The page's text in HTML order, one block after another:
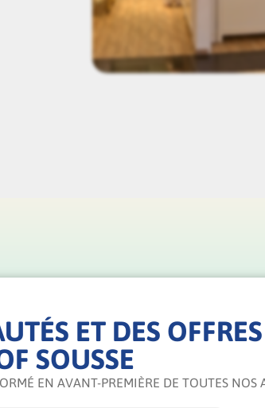
ET DES
SOUSSE
EN AVANT-PREMIÈRE DE TOUTES NOS